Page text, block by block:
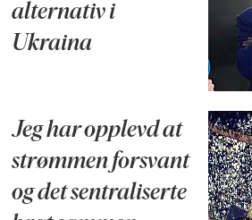
alternativ i
Ukraina
Jeg har opplevd at
strømmen forsvant
og det sentraliserte